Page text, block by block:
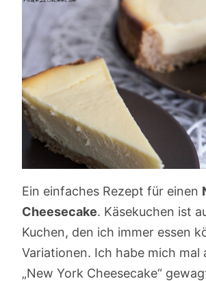
Ein einfaches Rezept für einen
Cheesecake. Käsekuchen ist
Kuchen, den ich immer essen
Variationen. Ich habe mich mal
„New York Cheesecake“